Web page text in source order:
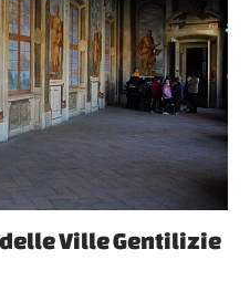
Ville Gentilizie